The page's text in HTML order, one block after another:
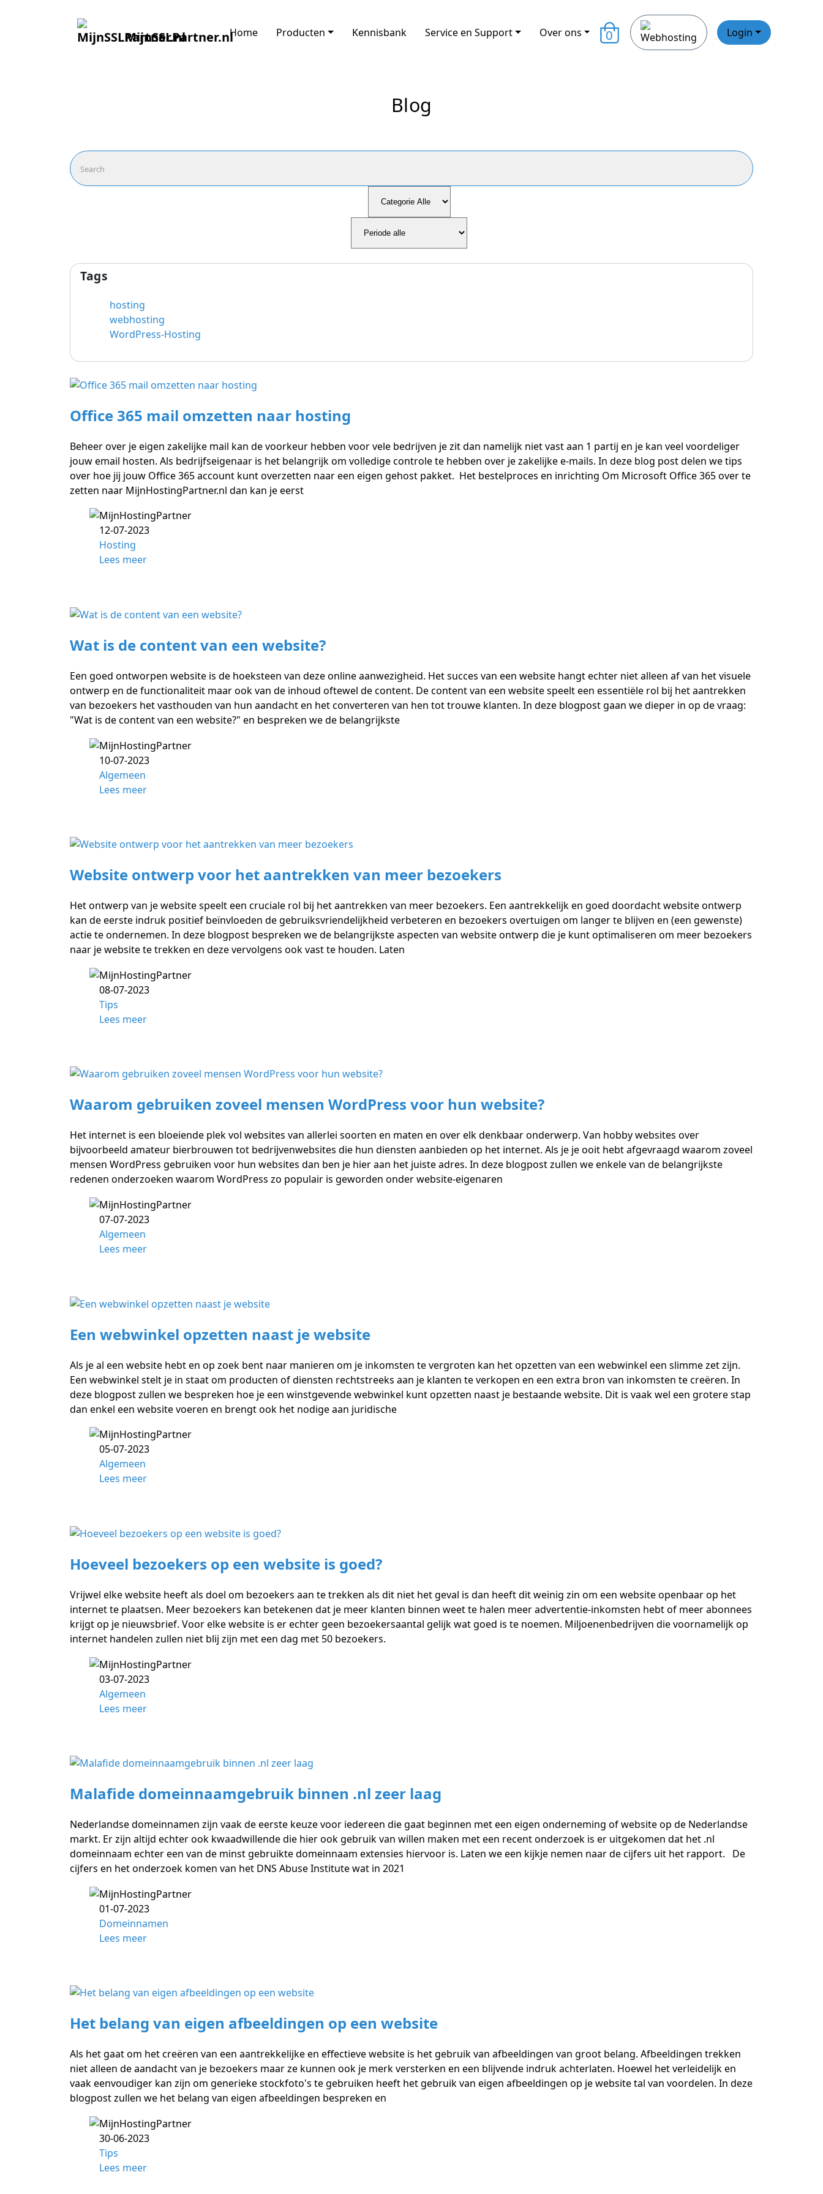
MijnSSLPartner.nlHome Producten Kennisbank Service en Support Over ons 0 Login
Blog
Tags
hosting
webhosting
WordPress-Hosting
Office 365 mail omzetten naar hosting
Beheer over je eigen zakelijke mail kan de voorkeur hebben voor vele bedrijven je zit dan namelijk niet vast aan 1 partij en je kan veel voordeliger
jouw email hosten. Als bedrijfseigenaar is het belangrijk om volledige controle te hebben over je zakelijke e-mails. In deze blog post delen we tips
over hoe jij jouw Office 365 account kunt overzetten naar een eigen gehost pakket. Het bestelproces en inrichting Om Microsoft Office 365 over te
zetten naar MijnHostingPartner.nl dan kan je eerst
12-07-2023
Hosting
Lees meer
Wat is de content van een website?
Een goed ontworpen website is de hoeksteen van deze online aanwezigheid. Het succes van een website hangt echter niet alleen af van het visuele
ontwerp en de functionaliteit maar ook van de inhoud oftewel de content. De content van een website speelt een essentiële rol bij het aantrekken
van bezoekers het vasthouden van hun aandacht en het converteren van hen tot trouwe klanten. In deze blogpost gaan we dieper in op de vraag:
"Wat is de content van een website?" en bespreken we de belangrijkste
10-07-2023
Algemeen
Lees meer
Website ontwerp voor het aantrekken van meer bezoekers
Het ontwerp van je website speelt een cruciale rol bij het aantrekken van meer bezoekers. Een aantrekkelijk en goed doordacht website ontwerp
kan de eerste indruk positief beïnvloeden de gebruiksvriendelijkheid verbeteren en bezoekers overtuigen om langer te blijven en (een gewenste)
actie te ondernemen. In deze blogpost bespreken we de belangrijkste aspecten van website ontwerp die je kunt optimaliseren om meer bezoekers
naar je website te trekken en deze vervolgens ook vast te houden. Laten
08-07-2023
Tips
Lees meer
Waarom gebruiken zoveel mensen WordPress voor hun website?
Het internet is een bloeiende plek vol websites van allerlei soorten en maten en over elk denkbaar onderwerp. Van hobby websites over
bijvoorbeeld amateur bierbrouwen tot bedrijvenwebsites die hun diensten aanbieden op het internet. Als je je ooit hebt afgevraagd waarom zoveel
mensen WordPress gebruiken voor hun websites dan ben je hier aan het juiste adres. In deze blogpost zullen we enkele van de belangrijkste
redenen onderzoeken waarom WordPress zo populair is geworden onder website-eigenaren
07-07-2023
Algemeen
Lees meer
Een webwinkel opzetten naast je website
Als je al een website hebt en op zoek bent naar manieren om je inkomsten te vergroten kan het opzetten van een webwinkel een slimme zet zijn.
Een webwinkel stelt je in staat om producten of diensten rechtstreeks aan je klanten te verkopen en een extra bron van inkomsten te creëren. In
deze blogpost zullen we bespreken hoe je een winstgevende webwinkel kunt opzetten naast je bestaande website. Dit is vaak wel een grotere stap
dan enkel een website voeren en brengt ook het nodige aan juridische
05-07-2023
Algemeen
Lees meer
Hoeveel bezoekers op een website is goed?
Vrijwel elke website heeft als doel om bezoekers aan te trekken als dit niet het geval is dan heeft dit weinig zin om een website openbaar op het
internet te plaatsen. Meer bezoekers kan betekenen dat je meer klanten binnen weet te halen meer advertentie-inkomsten hebt of meer abonnees
krijgt op je nieuwsbrief. Voor elke website is er echter geen bezoekersaantal gelijk wat goed is te noemen. Miljoenenbedrijven die voornamelijk op
internet handelen zullen niet blij zijn met een dag met 50 bezoekers.
03-07-2023
Algemeen
Lees meer
Malafide domeinnaamgebruik binnen .nl zeer laag
Nederlandse domeinnamen zijn vaak de eerste keuze voor iedereen die gaat beginnen met een eigen onderneming of website op de Nederlandse
markt. Er zijn altijd echter ook kwaadwillende die hier ook gebruik van willen maken met een recent onderzoek is er uitgekomen dat het .nl
domeinnaam echter een van de minst gebruikte domeinnaam extensies hiervoor is. Laten we een kijkje nemen naar de cijfers uit het rapport. De
cijfers en het onderzoek komen van het DNS Abuse Institute wat in 2021
01-07-2023
Domeinnamen
Lees meer
Het belang van eigen afbeeldingen op een website
Als het gaat om het creëren van een aantrekkelijke en effectieve website is het gebruik van afbeeldingen van groot belang. Afbeeldingen trekken
niet alleen de aandacht van je bezoekers maar ze kunnen ook je merk versterken en een blijvende indruk achterlaten. Hoewel het verleidelijk en
vaak eenvoudiger kan zijn om generieke stockfoto's te gebruiken heeft het gebruik van eigen afbeeldingen op je website tal van voordelen. In deze
blogpost zullen we het belang van eigen afbeeldingen bespreken en
30-06-2023
Tips
Lees meer